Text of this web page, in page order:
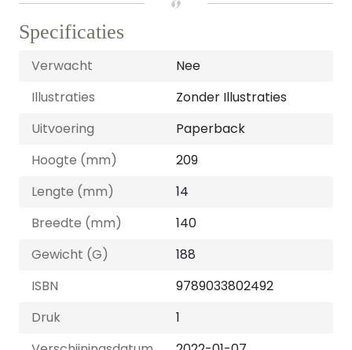
Specificaties
Verwacht
Nee
Illustraties
Zonder Illustraties
Uitvoering
Paperback
Hoogte (mm)
209
Lengte (mm)
14
Breedte (mm)
140
Gewicht (G)
188
ISBN
9789033802492
Druk
1